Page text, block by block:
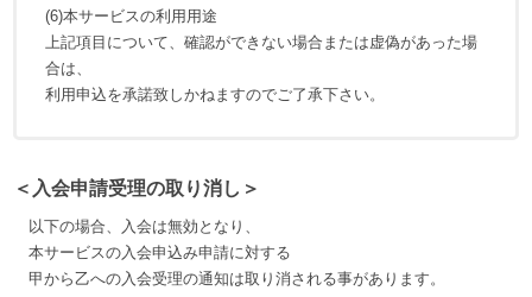
(6)本サービスの利用用途
上記項目について、確認ができない場合または虚偽があった場
合は、
利用申込を承諾致しかねますのでご了承下さい。
＜入会申請受理の取り消し＞
以下の場合、入会は無効となり、
本サービスの入会申込み申請に対する
甲から乙への入会受理の通知は取り消される事があります。